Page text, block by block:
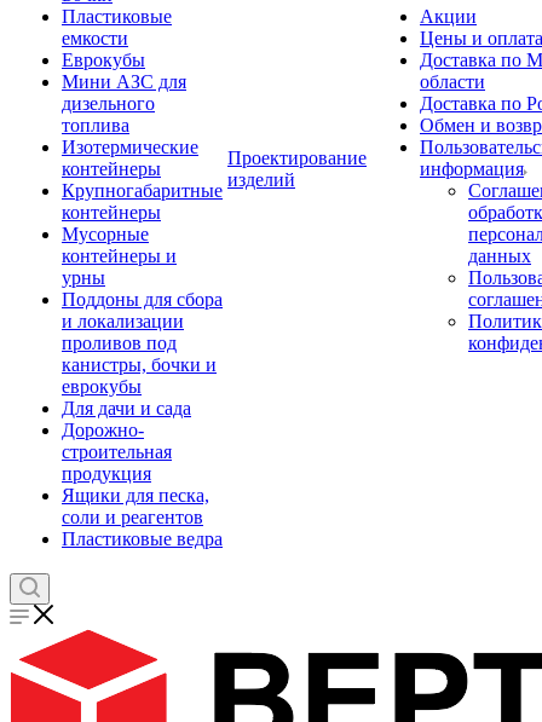
Пластиковые
емкости
Еврокубы
Мини АЗС для
дизельного
топлива
Изотермические
контейнеры
Крупногабаритные
контейнеры
Мусорные
контейнеры и
урны
Поддоны для сбора
и локализации
проливов под
канистры, бочки и
еврокубы
Для дачи и сада
Дорожно-
строительная
продукция
Ящики для песка,
соли и реагентов
Пластиковые ведра
Проектирование
изделий
Акции
Цены и оплата
Доставка по
области
Доставка по
Обмен и
информация
данных